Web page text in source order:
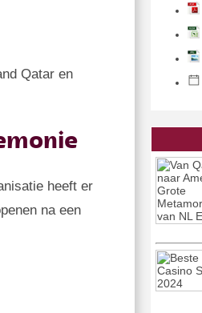
Qatar en
heeft er
na een